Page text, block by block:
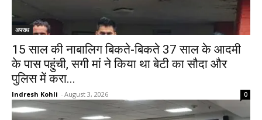
अपराध
15 साल की नाबालिग बिकते-बिकते 37 साल के आदमी
के पास पहुंची, सगी मां ने किया था बेटी का सौदा और
पुलिस में करा...
Indresh Kohli - August 3, 2026 0